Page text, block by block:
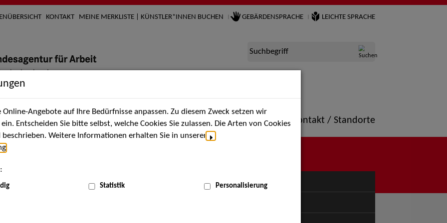
KONTAKT MEINE MERKLISTE | KÜNSTLER*INNEN BUCHEN GEBÄRDENSPRACHE LEICHTE SPRACHE
Suchbegriff
Künstler*innen Über uns Aktuelles Termine Portfolio Kontakt / Standorte
MENÜ
Angebote auf Ihre Bedürfnisse anpassen. Zu diesem Zweck setzen wir
Entscheiden Sie bitte selbst, welche Cookies Sie zulassen. Die Arten von Cookies
Weitere Informationen erhalten Sie in unserer
Statistik Personalisierung